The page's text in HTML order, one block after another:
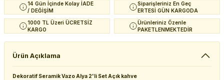
14 Gün İçinde Kolay İADE
/ DEĞİŞİM
Siparişleriniz En Geç
ERTESİ GÜN KARGODA
1000 TL Üzeri ÜCRETSİZ
KARGO
Ürünleriniz Özenle
PAKETLENMEKTEDİR
Ürün Açıklama
Dekoratif Seramik Vazo Alya 2'li Set Açık kahve